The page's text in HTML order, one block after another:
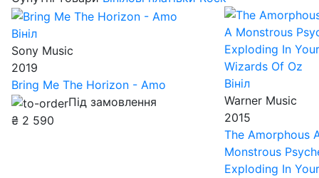
Вініл
Sony Music
2019
Bring Me The Horizon - Amo
Під замовлення
₴ 2 590
Вініл
Warner Music
2015
The Amorphous
Monstrous
Exploding In